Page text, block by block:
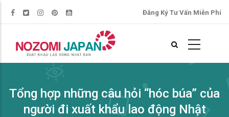
Đăng Ký Tư Vấn Miễn Phí
Tổng hợp những câu hỏi “hóc búa” của
người đi xuất khẩu lao động Nhật